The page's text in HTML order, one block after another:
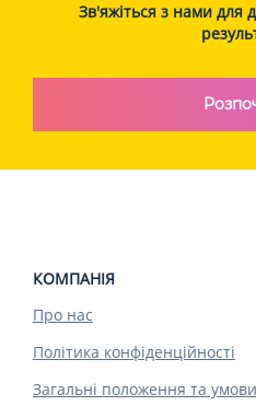
Зв'яжіться з нами для
КОМПАНІЯ
Про нас
Політика конфіденційності
Загальні положення та умови